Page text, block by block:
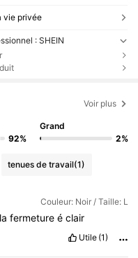
vie privée
: SHEIN
Voir plus
92%
Grand
2%
tenues de travail(1)
Couleur: Noir / Taille: L
lafermetureéclair
Utile (1)